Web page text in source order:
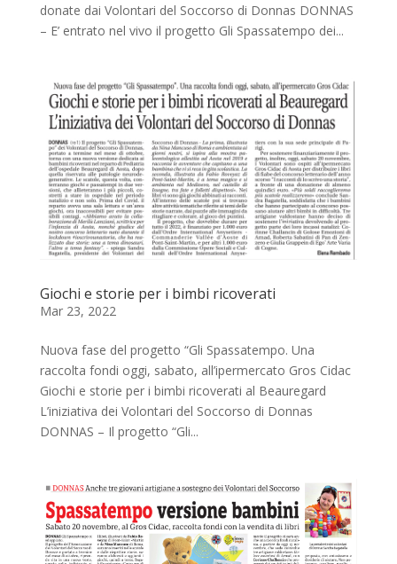
donate dai Volontari del Soccorso di Donnas DONNAS
– E’ entrato nel vivo il progetto Gli Spassatempo dei...
Giochi e storie per i bimbi ricoverati
Mar 23, 2022
Nuova fase del progetto “Gli Spassatempo. Una
raccolta fondi oggi, sabato, all’ipermercato Gros Cidac
Giochi e storie per i bimbi ricoverati al Beauregard
L’iniziativa dei Volontari del Soccorso di Donnas
DONNAS – Il progetto “Gli...